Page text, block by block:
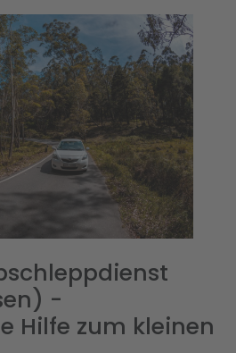
-
Hilfe zum kleinen